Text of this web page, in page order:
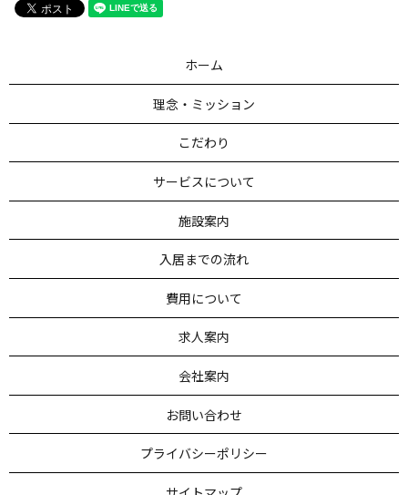
ホーム
理念・ミッション
こだわり
サービスについて
施設案内
入居までの流れ
費用について
求人案内
会社案内
お問い合わせ
プライバシーポリシー